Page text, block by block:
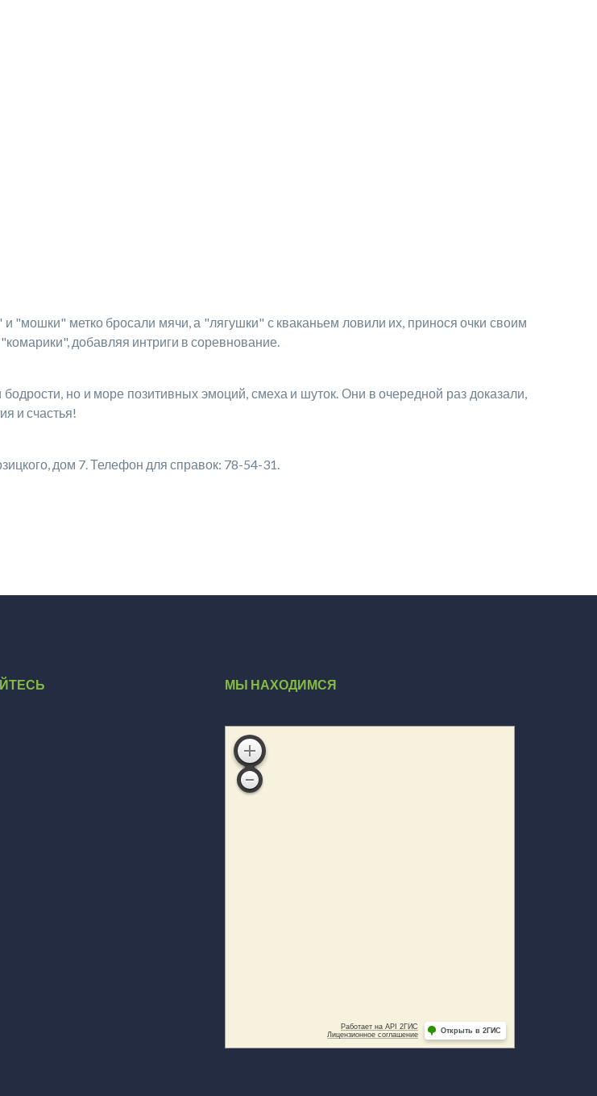
метко бросали мячи, а "лягушки" с кваканьем ловили их, принося очки своим
добавляя интриги в соревнование.
но и море позитивных эмоций, смеха и шуток. Они в очередной раз доказали,
и счастья!
дом 7. Телефон для справок: 78-54-31.
МЫ НАХОДИМСЯ